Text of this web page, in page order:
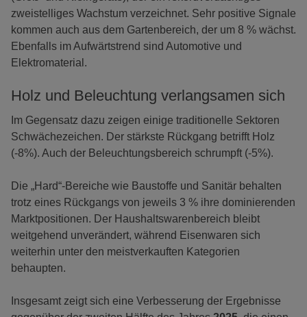
zweistelliges Wachstum verzeichnet. Sehr positive Signale
kommen auch aus dem Gartenbereich, der um 8 % wächst.
Ebenfalls im Aufwärtstrend sind Automotive und
Elektromaterial.
Holz und Beleuchtung verlangsamen sich
Im Gegensatz dazu zeigen einige traditionelle Sektoren
Schwächezeichen. Der stärkste Rückgang betrifft Holz
(-8%). Auch der Beleuchtungsbereich schrumpft (-5%).
Die „Hard“-Bereiche wie Baustoffe und Sanitär behalten
trotz eines Rückgangs von jeweils 3 % ihre dominierenden
Marktpositionen. Der Haushaltswarenbereich bleibt
weitgehend unverändert, während Eisenwaren sich
weiterhin unter den meistverkauften Kategorien
behaupten.
Insgesamt zeigt sich eine Verbesserung der Ergebnisse